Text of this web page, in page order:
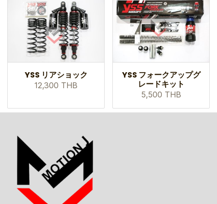
YSS リアショック
12,300 THB
YSS フォークアップグ
レードキット
5,500 THB